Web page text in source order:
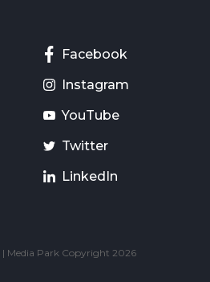
Facebook
Instagram
YouTube
Twitter
LinkedIn
| Media Park Copyright 2026